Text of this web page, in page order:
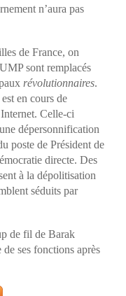
n’aura pas
de France, on
sont remplacés
révolutionnaires.
en cours de
Celle-ci
dépersonnification
poste de Président de
directe. Des
à la dépolitisation
séduits par
de fil de Barak
ses fonctions après